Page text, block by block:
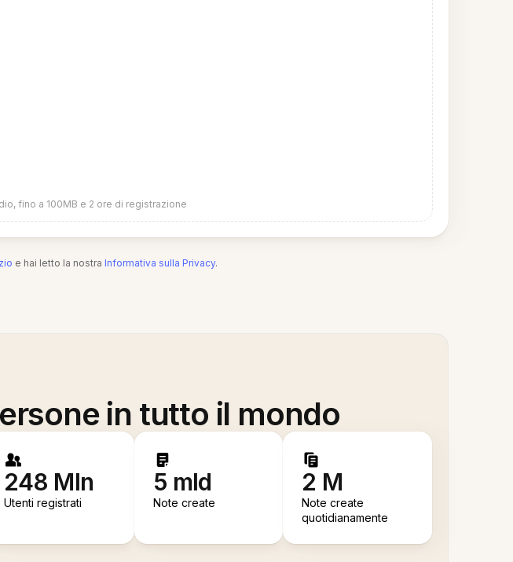
fino a 100MB e 2 ore di registrazione
e hai letto la nostra Informativa sulla Privacy.
in tutto il mondo
248 Mln
Utenti registrati
5 mld
Note create
2 M
Note create
quotidianamente